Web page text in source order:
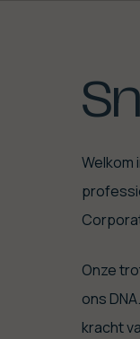
Welkom
Onze
ons
kracht